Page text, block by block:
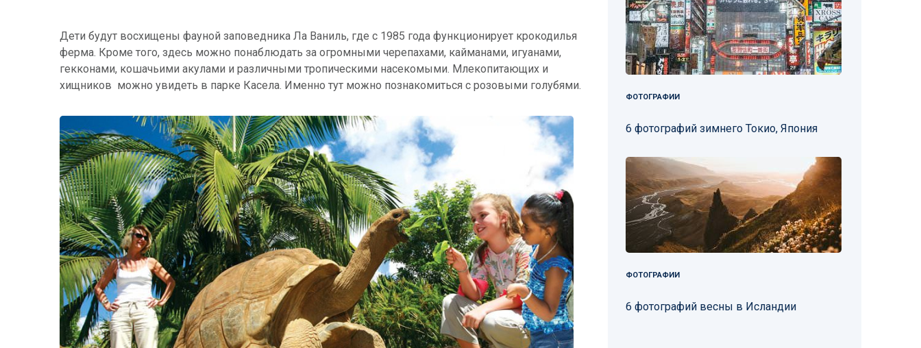
Дети будут восхищены фауной заповедника Ла Ваниль, где с 1985 года функционирует крокодилья
ферма. Кроме того, здесь можно понаблюдать за огромными черепахами, кайманами, игуанами,
гекконами, кошачьими акулами и различными тропическими насекомыми. Млекопитающих и
хищников можно увидеть в парке Касела. Именно тут можно познакомиться с розовыми голубями.
ФОТОГРАФИИ
6 фотографий зимнего Токио, Япония
ФОТОГРАФИИ
6 фотографий весны в Исландии